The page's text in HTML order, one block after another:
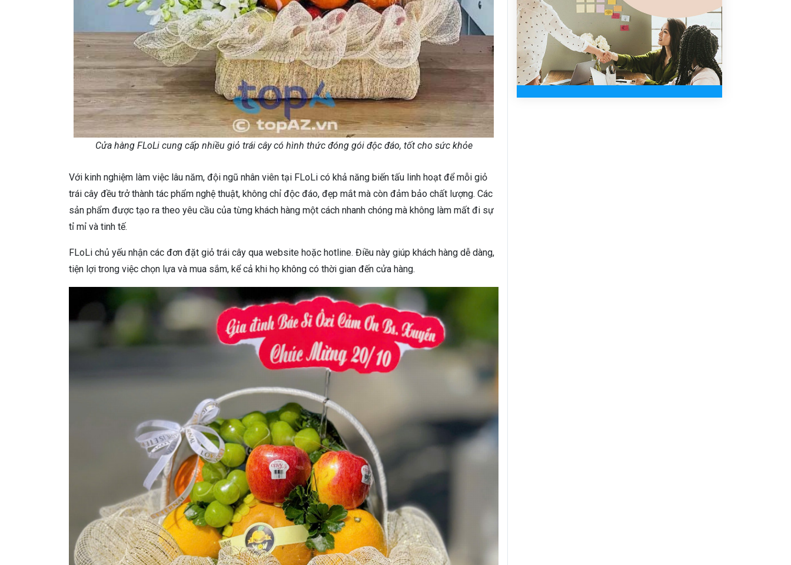
Cửa hàng FLoLi cung cấp nhiều giỏ trái cây có hình thức đóng gói độc đáo, tốt cho sức khỏe
Với kinh nghiệm làm việc lâu năm, đội ngũ nhân viên tại FLoLi có khả năng biến tấu linh hoạt để mỗi giỏ
trái cây đều trở thành tác phẩm nghệ thuật, không chỉ độc đáo, đẹp mắt mà còn đảm bảo chất lượng. Các
sản phẩm được tạo ra theo yêu cầu của từng khách hàng một cách nhanh chóng mà không làm mất đi sự
tỉ mỉ và tinh tế.
FLoLi chủ yếu nhận các đơn đặt giỏ trái cây qua website hoặc hotline. Điều này giúp khách hàng dễ dàng,
tiện lợi trong việc chọn lựa và mua sắm, kể cả khi họ không có thời gian đến cửa hàng.